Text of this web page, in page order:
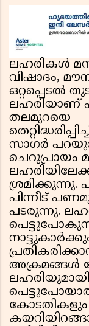
ജയരാജൻ
ലഹരികൾ
വിഷാദം,
ഒറ്റപ്പെടൽ
ലഹരിയാണ്
തലമുറയെ
സാഗർ
ചെറുപ്രായം
ശ്രമിക്കുന്നു.
പിന്നീട്
പടരുന്നു.
അക്രമങ്ങൾ